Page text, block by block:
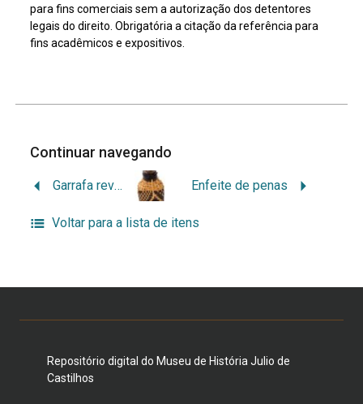
para fins comerciais sem a autorização dos detentores
legais do direito. Obrigatória a citação da referência para
fins acadêmicos e expositivos.
Continuar navegando
Garrafa revestida com fibras vegetais trançadas Enfeite de penas
Voltar para a lista de itens
Repositório digital do Museu de História Julio de
Castilhos